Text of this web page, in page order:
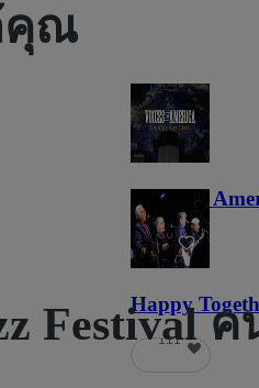
คุณ
Voices of
36
Happy
111
Festival